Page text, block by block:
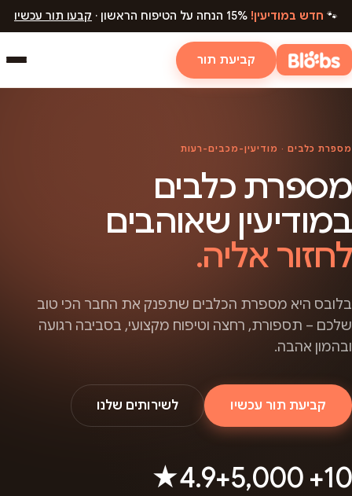
🐾 חדש במודיעין! קבעו תור עכשיו
קביעת תור
מספרת כלבים · מודיעין-מכבים-רעות
מספרת כלבים
במודיעין שאוהבים
לחזור אליה.
בלובס היא מספרת הכלבים שתפנק את החבר הכי טוב
שלכם – תספורת, רחצה וטיפוח מקצועי, בסביבה רגועה
ובהמון אהבה.
קביעת תור עכשיו לשירותים שלנו
10+
5,000+
4.9★